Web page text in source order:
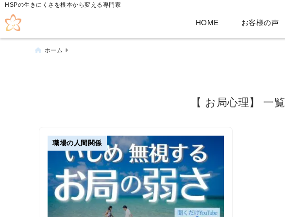
HSPの生きにくさを根本から変える専門家
HOME お客様の声
ホーム
【 お局心理】 一覧
職場の人間関係